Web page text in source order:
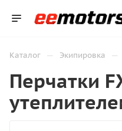
Каталог — Экипировка —
Перчатки